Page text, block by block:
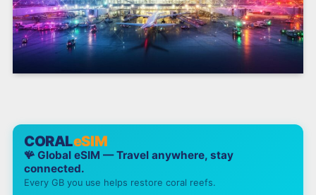
CORALeSIM
🪸 Global eSIM — Travel anywhere, stay
connected.
Every GB you use helps restore coral reefs.